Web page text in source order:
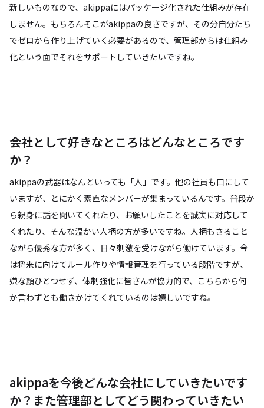
新しいものなので、akippaにはパッケージ化された仕組みが存在
しません。もちろんそこがakippaの良さですが、その分自分たち
でゼロから作り上げていく必要があるので、管理部からは仕組み
化という面でそれをサポートしていきたいですね。
会社として好きなところはどんなところです
か？
akippaの武器はなんといっても「人」です。他の社員も口にして
いますが、とにかく素直なメンバーが集まっているんです。普段か
ら親身に話を聞いてくれたり、お願いしたことを誠実に対応して
くれたり、そんな温かい人柄の方が多いですね。人柄もさること
ながら優秀な方が多く、日々刺激を受けながら働けています。今
は将来に向けてルール作りや情報管理を行っている段階ですが、
嫌な顔ひとつせず、体制強化に皆さんが協力的で、こちらから何
か言わずとも働きかけてくれているのは嬉しいですね。
akippaを今後どんな会社にしていきたいです
か？また管理部としてどう関わっていきたい